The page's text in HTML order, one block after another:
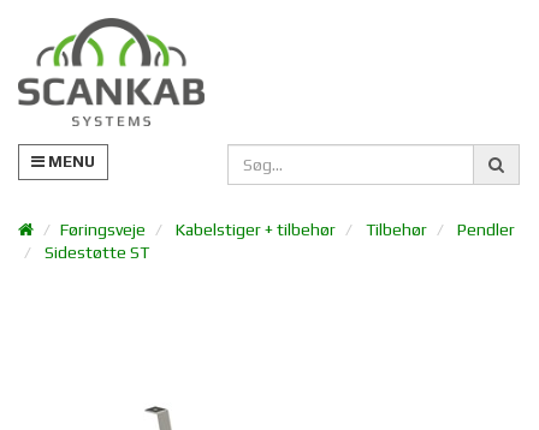
MENU
Føringsveje Kabelstiger + tilbehør Tilbehør
Pendler
Sidestøtte ST